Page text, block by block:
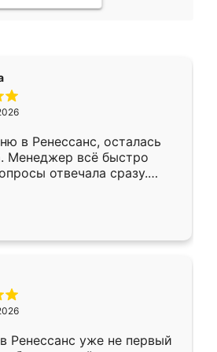
в Ренессанс, осталась
Менеджер всё быстро
отвечала сразу.
в субботу, подошёл к
Собрали
аккуратно, даже
Ренессанс уже не первый